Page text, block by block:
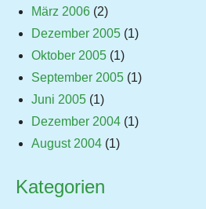
März 2006 (2)
Dezember 2005 (1)
Oktober 2005 (1)
September 2005 (1)
Juni 2005 (1)
Dezember 2004 (1)
August 2004 (1)
Kategorien